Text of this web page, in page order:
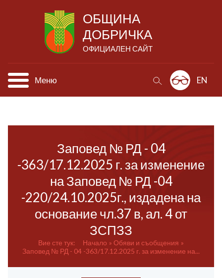
ОБЩИНА
ДОБРИЧКА
ОФИЦИАЛЕН САЙТ
Меню EN
Заповед № РД - 04
-363/17.12.2025 г. за изменение
на Заповед № РД -04
-220/24.10.2025г., издадена на
основание чл.37 в, ал. 4 от
ЗСПЗЗ
Вие сте тук: Начало
Обяви и съобщения
Заповед № РД - 04 -363/17.12.2025 г. за изменение на...